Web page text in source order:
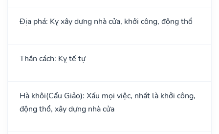
Địa phá: Kỵ xây dựng nhà cửa, khởi công, động thổ
Thần cách: Kỵ tế tự
Hà khôi(Cẩu Giảo): Xấu mọi việc, nhất là khởi công,
động thổ, xây dựng nhà cửa